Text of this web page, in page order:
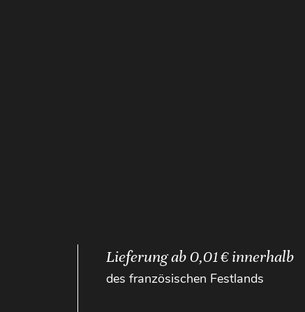
Lieferung ab 0,01 € innerhalb
des französischen Festlands